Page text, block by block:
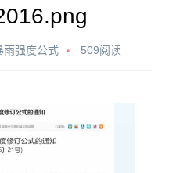
雨强度公式 509阅读